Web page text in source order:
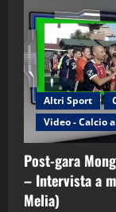
Altri Sport
Video - Calcio
Post-gara
– Intervista a
Melia)